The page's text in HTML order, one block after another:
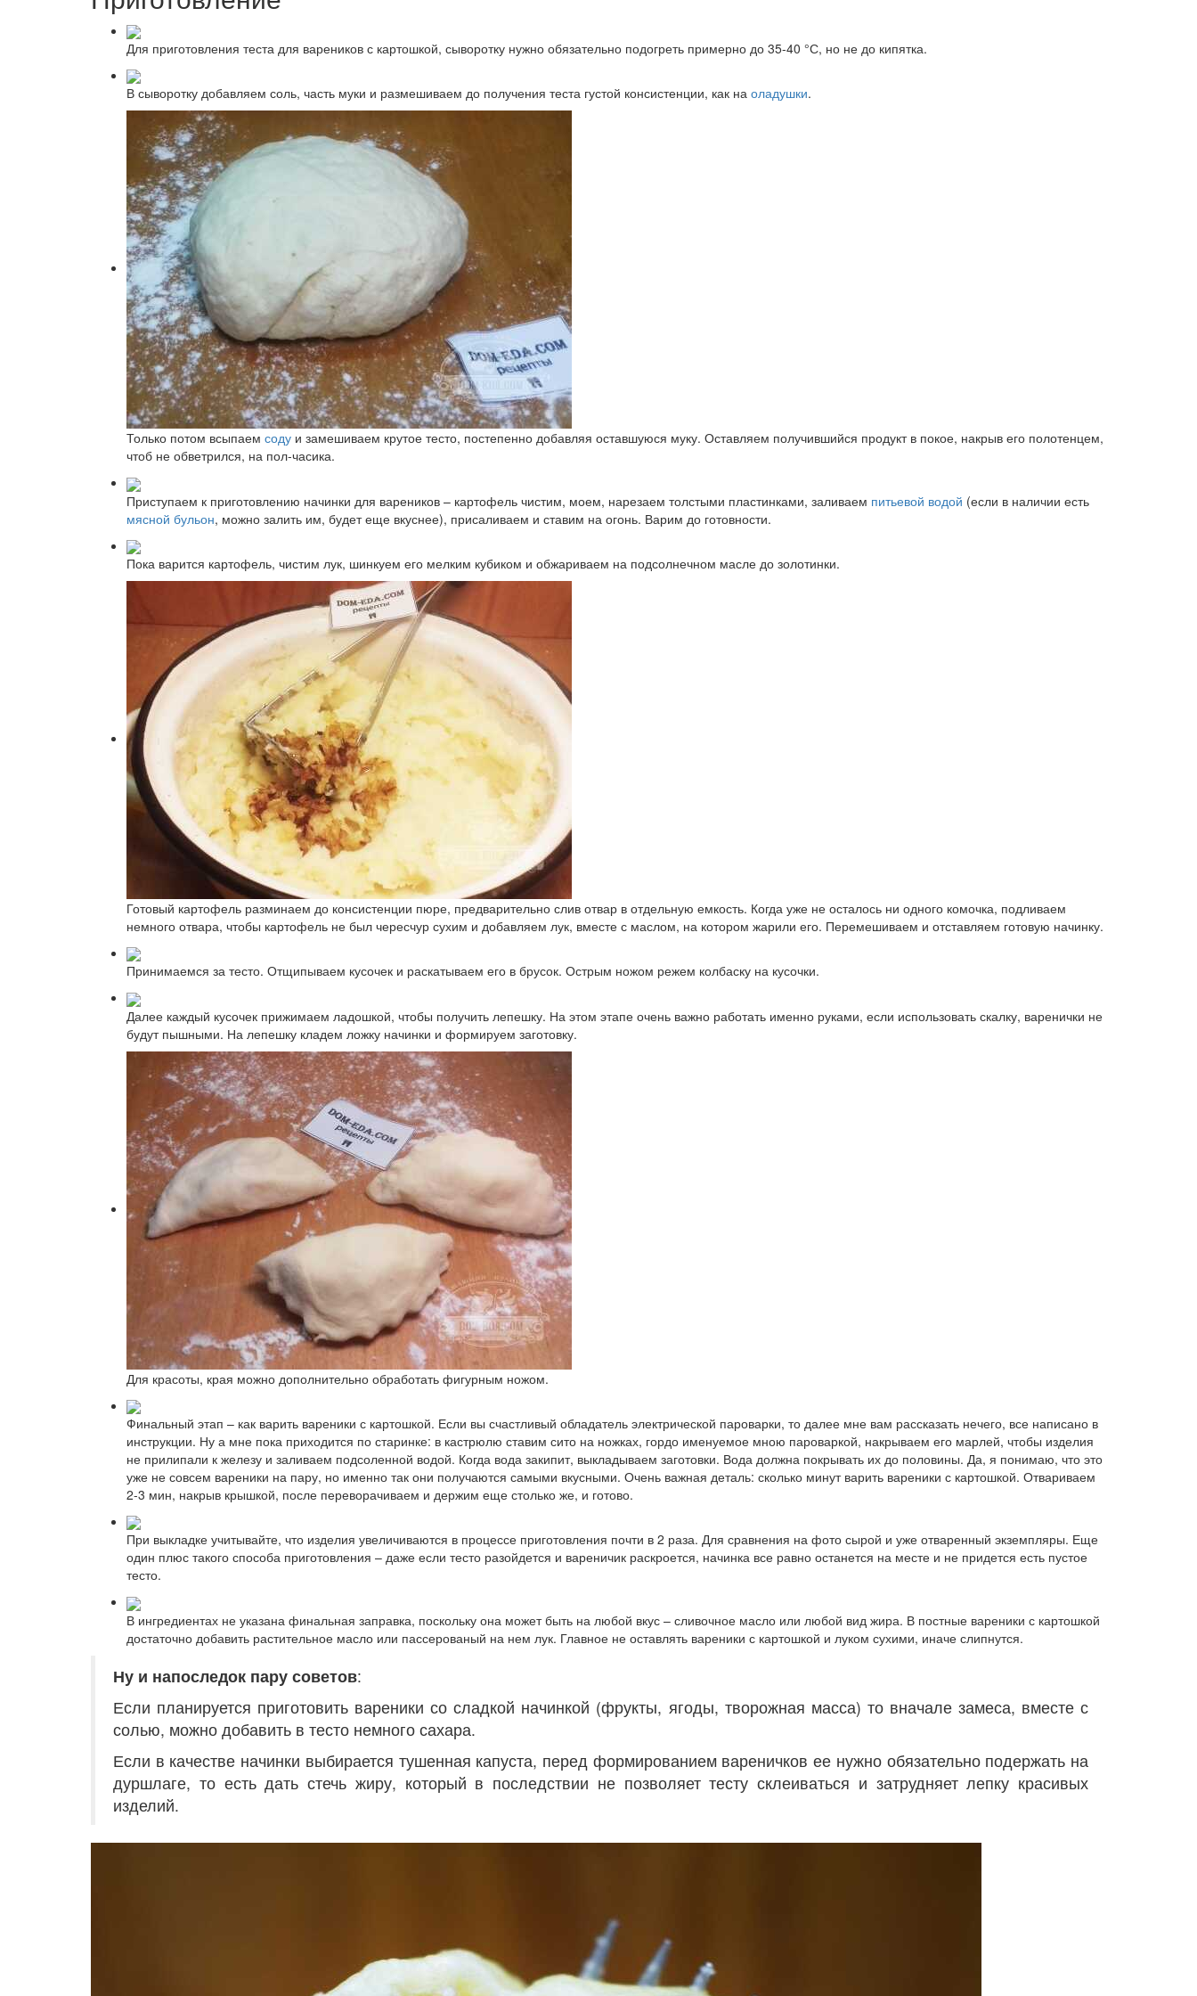
Для приготовления теста для вареников с картошкой, сыворотку нужно обязательно подогреть примерно до 35-40 °С, но не до кипятка.
В сыворотку добавляем соль, часть муки и размешиваем до получения теста густой консистенции, как на оладушки.
Только потом всыпаем соду и замешиваем крутое тесто, постепенно добавляя оставшуюся муку. Оставляем получившийся продукт в покое, накрыв его полотенцем,
чтоб не обветрился, на пол-часика.
Приступаем к приготовлению начинки для вареников – картофель чистим, моем, нарезаем толстыми пластинками, заливаем питьевой водой (если в наличии есть
мясной бульон, можно залить им, будет еще вкуснее), присаливаем и ставим на огонь. Варим до готовности.
Пока варится картофель, чистим лук, шинкуем его мелким кубиком и обжариваем на подсолнечном масле до золотинки.
Готовый картофель разминаем до консистенции пюре, предварительно слив отвар в отдельную емкость. Когда уже не осталось ни одного комочка, подливаем
немного отвара, чтобы картофель не был чересчур сухим и добавляем лук, вместе с маслом, на котором жарили его. Перемешиваем и отставляем готовую начинку.
Принимаемся за тесто. Отщипываем кусочек и раскатываем его в брусок. Острым ножом режем колбаску на кусочки.
Далее каждый кусочек прижимаем ладошкой, чтобы получить лепешку. На этом этапе очень важно работать именно руками, если использовать скалку, варенички не
будут пышными. На лепешку кладем ложку начинки и формируем заготовку.
Для красоты, края можно дополнительно обработать фигурным ножом.
Финальный этап – как варить вареники с картошкой. Если вы счастливый обладатель электрической пароварки, то далее мне вам рассказать нечего, все написано в
инструкции. Ну а мне пока приходится по старинке: в кастрюлю ставим сито на ножках, гордо именуемое мною пароваркой, накрываем его марлей, чтобы изделия
не прилипали к железу и заливаем подсоленной водой. Когда вода закипит, выкладываем заготовки. Вода должна покрывать их до половины. Да, я понимаю, что это
уже не совсем вареники на пару, но именно так они получаются самыми вкусными. Очень важная деталь: сколько минут варить вареники с картошкой. Отвариваем
2-3 мин, накрыв крышкой, после переворачиваем и держим еще столько же, и готово.
При выкладке учитывайте, что изделия увеличиваются в процессе приготовления почти в 2 раза. Для сравнения на фото сырой и уже отваренный экземпляры. Еще
один плюс такого способа приготовления – даже если тесто разойдется и вареничик раскроется, начинка все равно останется на месте и не придется есть пустое
тесто.
В ингредиентах не указана финальная заправка, поскольку она может быть на любой вкус – сливочное масло или любой вид жира. В постные вареники с картошкой
достаточно добавить растительное масло или пассерованый на нем лук. Главное не оставлять вареники с картошкой и луком сухими, иначе слипнутся.
Ну и напоследок пару советов:
Если планируется приготовить вареники со сладкой начинкой (фрукты, ягоды, творожная масса) то вначале замеса, вместе с
солью, можно добавить в тесто немного сахара.
Если в качестве начинки выбирается тушенная капуста, перед формированием вареничков ее нужно обязательно подержать на
дуршлаге, то есть дать стечь жиру, который в последствии не позволяет тесту склеиваться и затрудняет лепку красивых
изделий.